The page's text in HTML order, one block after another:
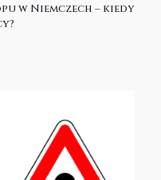
w Niemczech – kiedy